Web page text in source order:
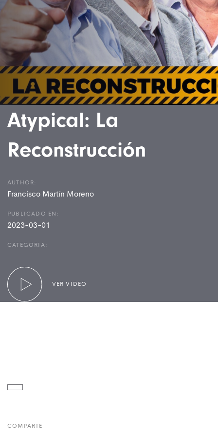
Atypical: La
Reconstrucción
AUTHOR:
Francisco Martín Moreno
PUBLICADO EN:
2023-03-01
CATEGORIA:
VER VIDEO
COMPARTE